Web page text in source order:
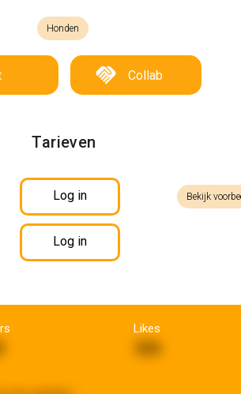
Honden
Collab
Tarieven
Log in Bekijk
Log in
Likes
326